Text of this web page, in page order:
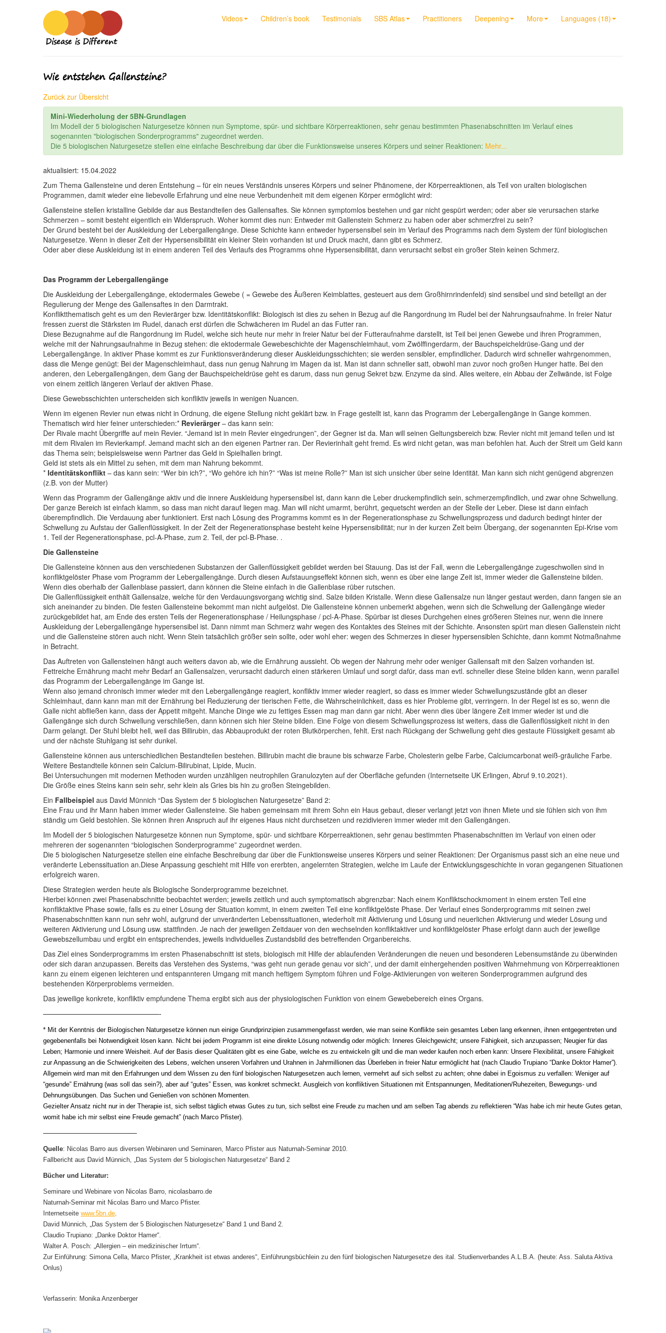
Videos Children’s book Testimonials SBS Atlas Practitioners Deepening More Languages (18)
Disease is Different
Wie entstehen Gallensteine?
Zurück zur Übersicht
Mini-Wiederholung der 5BN-Grundlagen
Im Modell der 5 biologischen Naturgesetze können nun Symptome, spür- und sichtbare Körperreaktionen, sehr genau bestimmten Phasenabschnitten im Verlauf eines
sogenannten "biologischen Sonderprogramms" zugeordnet werden.
Die 5 biologischen Naturgesetze stellen eine einfache Beschreibung dar über die Funktionsweise unseres Körpers und seiner Reaktionen: Mehr...
aktualisiert: 15.04.2022
Zum Thema Gallensteine und deren Entstehung – für ein neues Verständnis unseres Körpers und seiner Phänomene, der Körperreaktionen, als Teil von uralten biologischen
Programmen, damit wieder eine liebevolle Erfahrung und eine neue Verbundenheit mit dem eigenen Körper ermöglicht wird:
Gallensteine stellen kristalline Gebilde dar aus Bestandteilen des Gallensaftes. Sie können symptomlos bestehen und gar nicht gespürt werden; oder aber sie verursachen starke
Schmerzen – somit besteht eigentlich ein Widerspruch. Woher kommt dies nun: Entweder mit Gallenstein Schmerz zu haben oder aber schmerzfrei zu sein?
Der Grund besteht bei der Auskleidung der Lebergallengänge. Diese Schichte kann entweder hypersensibel sein im Verlauf des Programms nach dem System der fünf biologischen
Naturgesetze. Wenn in dieser Zeit der Hypersensibilität ein kleiner Stein vorhanden ist und Druck macht, dann gibt es Schmerz.
Oder aber diese Auskleidung ist in einem anderen Teil des Verlaufs des Programms ohne Hypersensibilität, dann verursacht selbst ein großer Stein keinen Schmerz.
Das Programm der Lebergallengänge
Die Auskleidung der Lebergallengänge, ektodermales Gewebe ( = Gewebe des Äußeren Keimblattes, gesteuert aus dem Großhirnrindenfeld) sind sensibel und sind beteiligt an der
Regulierung der Menge des Gallensaftes in den Darmtrakt.
Konfliktthematisch geht es um den Revierärger bzw. Identitätskonflikt: Biologisch ist dies zu sehen in Bezug auf die Rangordnung im Rudel bei der Nahrungsaufnahme. In freier Natur
fressen zuerst die Stärksten im Rudel, danach erst dürfen die Schwächeren im Rudel an das Futter ran.
Diese Bezugnahme auf die Rangordnung im Rudel, welche sich heute nur mehr in freier Natur bei der Futteraufnahme darstellt, ist Teil bei jenen Gewebe und ihren Programmen,
welche mit der Nahrungsaufnahme in Bezug stehen: die ektodermale Gewebeschichte der Magenschleimhaut, vom Zwölffingerdarm, der Bauchspeicheldrüse-Gang und der
Lebergallengänge. In aktiver Phase kommt es zur Funktionsveränderung dieser Auskleidungsschichten; sie werden sensibler, empfindlicher. Dadurch wird schneller wahrgenommen,
dass die Menge genügt: Bei der Magenschleimhaut, dass nun genug Nahrung im Magen da ist. Man ist dann schneller satt, obwohl man zuvor noch großen Hunger hatte. Bei den
anderen, den Lebergallengängen, dem Gang der Bauchspeicheldrüse geht es darum, dass nun genug Sekret bzw. Enzyme da sind. Alles weitere, ein Abbau der Zellwände, ist Folge
von einem zeitlich längeren Verlauf der aktiven Phase.
Diese Gewebsschichten unterscheiden sich konfliktiv jeweils in wenigen Nuancen.
Wenn im eigenen Revier nun etwas nicht in Ordnung, die eigene Stellung nicht geklärt bzw. in Frage gestellt ist, kann das Programm der Lebergallengänge in Gange kommen.
Thematisch wird hier feiner unterschieden:* Revierärger– das kann sein:
Der Rivale macht Übergriffe auf mein Revier. “Jemand ist in mein Revier eingedrungen”, der Gegner ist da. Man will seinen Geltungsbereich bzw. Revier nicht mit jemand teilen und ist
mit dem Rivalen im Revierkampf. Jemand macht sich an den eigenen Partner ran. Der Revierinhalt geht fremd. Es wird nicht getan, was man befohlen hat. Auch der Streit um Geld kann
das Thema sein; beispielsweise wenn Partner das Geld in Spielhallen bringt.
Geld ist stets als ein Mittel zu sehen, mit dem man Nahrung bekommt.
* Identitätskonflikt – das kann sein: “Wer bin ich?”, “Wo gehöre ich hin?” “Was ist meine Rolle?” Man ist sich unsicher über seine Identität. Man kann sich nicht genügend abgrenzen
(z.B. von der Mutter)
Wenn das Programm der Gallengänge aktiv und die innere Auskleidung hypersensibel ist, dann kann die Leber druckempfindlich sein, schmerzempfindlich, und zwar ohne Schwellung.
Der ganze Bereich ist einfach klamm, so dass man nicht darauf liegen mag. Man will nicht umarmt, berührt, gequetscht werden an der Stelle der Leber. Diese ist dann einfach
überempfindlich. Die Verdauung aber funktioniert. Erst nach Lösung des Programms kommt es in der Regenerationsphase zu Schwellungsprozess und dadurch bedingt hinter der
Schwellung zu Aufstau der Gallenflüssigkeit. In der Zeit der Regenerationsphase besteht keine Hypersensibilität; nur in der kurzen Zeit beim Übergang, der sogenannten Epi-Krise vom
1. Teil der Regenerationsphase, pcl-A-Phase, zum 2. Teil, der pcl-B-Phase. .
Die Gallensteine
Die Gallensteine können aus den verschiedenen Substanzen der Gallenflüssigkeit gebildet werden bei Stauung. Das ist der Fall, wenn die Lebergallengänge zugeschwollen sind in
konfliktgelöster Phase vom Programm der Lebergallengänge. Durch diesen Aufstauungseffekt können sich, wenn es über eine lange Zeit ist, immer wieder die Gallensteine bilden.
Wenn dies oberhalb der Gallenblase passiert, dann können die Steine einfach in die Gallenblase rüber rutschen.
Die Gallenflüssigkeit enthält Gallensalze, welche für den Verdauungsvorgang wichtig sind. Salze bilden Kristalle. Wenn diese Gallensalze nun länger gestaut werden, dann fangen sie an
sich aneinander zu binden. Die festen Gallensteine bekommt man nicht aufgelöst. Die Gallensteine können unbemerkt abgehen, wenn sich die Schwellung der Gallengänge wieder
zurückgebildet hat, am Ende des ersten Teils der Regenerationsphase / Heilungsphase / pcl-A-Phase. Spürbar ist dieses Durchgehen eines größeren Steines nur, wenn die innere
Auskleidung der Lebergallengänge hypersensibel ist. Dann nimmt man Schmerz wahr wegen des Kontaktes des Steines mit der Schichte. Ansonsten spürt man diesen Gallenstein nicht
und die Gallensteine stören auch nicht. Wenn Stein tatsächlich größer sein sollte, oder wohl eher: wegen des Schmerzes in dieser hypersensiblen Schichte, dann kommt Notmaßnahme
in Betracht.
Das Auftreten von Gallensteinen hängt auch weiters davon ab, wie die Ernährung aussieht. Ob wegen der Nahrung mehr oder weniger Gallensaft mit den Salzen vorhanden ist.
Fettreiche Ernährung macht mehr Bedarf an Gallensalzen, verursacht dadurch einen stärkeren Umlauf und sorgt dafür, dass man evtl. schneller diese Steine bilden kann, wenn parallel
das Programm der Lebergallengänge im Gange ist.
Wenn also jemand chronisch immer wieder mit den Lebergallengänge reagiert, konfliktiv immer wieder reagiert, so dass es immer wieder Schwellungszustände gibt an dieser
Schleimhaut, dann kann man mit der Ernährung bei Reduzierung der tierischen Fette, die Wahrscheinlichkeit, dass es hier Probleme gibt, verringern. In der Regel ist es so, wenn die
Galle nicht abfließen kann, dass der Appetit mitgeht. Manche Dinge wie zu fettiges Essen mag man dann gar nicht. Aber wenn dies über längere Zeit immer wieder ist und die
Gallengänge sich durch Schwellung verschließen, dann können sich hier Steine bilden. Eine Folge von diesem Schwellungsprozess ist weiters, dass die Gallenflüssigkeit nicht in den
Darm gelangt. Der Stuhl bleibt hell, weil das Billirubin, das Abbauprodukt der roten Blutkörperchen, fehlt. Erst nach Rückgang der Schwellung geht dies gestaute Flüssigkeit gesamt ab
und der nächste Stuhlgang ist sehr dunkel.
Gallensteine können aus unterschiedlichen Bestandteilen bestehen. Billirubin macht die braune bis schwarze Farbe, Cholesterin gelbe Farbe, Calciumcarbonat weiß-gräuliche Farbe.
Weitere Bestandteile können sein Calcium-Bilirubinat, Lipide, Mucin.
Bei Untersuchungen mit modernen Methoden wurden unzähligen neutrophilen Granulozyten auf der Oberfläche gefunden (Internetseite UK Erlingen, Abruf 9.10.2021).
Die Größe eines Steins kann sein sehr, sehr klein als Gries bis hin zu großen Steingebilden.
Ein Fallbeispiel aus David Münnich “Das System der 5 biologischen Naturgesetze” Band 2:
Eine Frau und ihr Mann haben immer wieder Gallensteine. Sie haben gemeinsam mit ihrem Sohn ein Haus gebaut, dieser verlangt jetzt von ihnen Miete und sie fühlen sich von ihm
ständig um Geld bestohlen. Sie können ihren Anspruch auf ihr eigenes Haus nicht durchsetzen und rezidivieren immer wieder mit den Gallengängen.
Im Modell der 5 biologischen Naturgesetze können nun Symptome, spür- und sichtbare Körperreaktionen, sehr genau bestimmten Phasenabschnitten im Verlauf von einen oder
mehreren der sogenannten “biologischen Sonderprogramme” zugeordnet werden.
Die 5 biologischen Naturgesetze stellen eine einfache Beschreibung dar über die Funktionsweise unseres Körpers und seiner Reaktionen: Der Organismus passt sich an eine neue und
veränderte Lebenssituation an.Diese Anpassung geschieht mit Hilfe von ererbten, angelernten Strategien, welche im Laufe der Entwicklungsgeschichte in voran gegangenen Situationen
erfolgreich waren.
Diese Strategien werden heute als Biologische Sonderprogramme bezeichnet.
Hierbei können zwei Phasenabschnitte beobachtet werden; jeweils zeitlich und auch symptomatisch abgrenzbar: Nach einem Konfliktschockmoment in einem ersten Teil eine
konfliktaktive Phase sowie, falls es zu einer Lösung der Situation kommt, in einem zweiten Teil eine konfliktgelöste Phase. Der Verlauf eines Sonderprogramms mit seinen zwei
Phasenabschnitten kann nun sehr wohl, aufgrund der unveränderten Lebenssituationen, wiederholt mit Aktivierung und Lösung und neuerlichen Aktivierung und wieder Lösung und
weiteren Aktivierung und Lösung usw. stattfinden. Je nach der jeweiligen Zeitdauer von den wechselnden konfliktaktiver und konfliktgelöster Phase erfolgt dann auch der jeweilige
Gewebszellumbau und ergibt ein entsprechendes, jeweils individuelles Zustandsbild des betreffenden Organbereichs.
Das Ziel eines Sonderprogramms im ersten Phasenabschnitt ist stets, biologisch mit Hilfe der ablaufenden Veränderungen die neuen und besonderen Lebensumstände zu überwinden
oder sich daran anzupassen. Bereits das Verstehen des Systems, “was geht nun gerade genau vor sich”, und der damit einhergehenden positiven Wahrnehmung von Körperreaktionen
kann zu einem eigenen leichteren und entspannteren Umgang mit manch heftigem Symptom führen und Folge-Aktivierungen von weiteren Sonderprogrammen aufgrund des
bestehenden Körperproblems vermeiden.
Das jeweilige konkrete, konfliktiv empfundene Thema ergibt sich aus der physiologischen Funktion von einem Gewebebereich eines Organs.
——————————————————-
* Mit der Kenntnis der Biologischen Naturgesetze können nun einige Grundprinzipien zusammengefasst werden, wie man seine Konﬂikte sein gesamtes Leben lang erkennen, ihnen entgegentreten und
gegebenenfalls bei Notwendigkeit lösen kann. Nicht bei jedem Programm ist eine direkte Lösung notwendig oder möglich: Inneres Gleichgewicht; unsere Fähigkeit, sich anzupassen; Neugier für das
Leben; Harmonie und innere Weisheit. Auf der Basis dieser Qualitäten gibt es eine Gabe, welche es zu entwickeln gilt und die man weder kaufen noch erben kann: Unsere Flexibilität, unsere Fähigkeit
zur Anpassung an die Schwierigkeiten des Lebens, welchen unseren Vorfahren und Urahnen in Jahrmillionen das Überleben in freier Natur ermöglicht hat (nach Claudio Trupiano “Danke Doktor Hamer”).
Allgemein wird man mit den Erfahrungen und dem Wissen zu den fünf biologischen Naturgesetzen auch lernen, vermehrt auf sich selbst zu achten; ohne dabei in Egoismus zu verfallen: Weniger auf
“gesunde” Ernährung (was soll das sein?), aber auf “gutes” Essen, was konkret schmeckt. Ausgleich von konfliktiven Situationen mit Entspannungen, Meditationen/Ruhezeiten, Bewegungs- und
Dehnungsübungen. Das Suchen und Genießen von schönen Momenten.
Gezielter Ansatz nicht nur in der Therapie ist, sich selbst täglich etwas Gutes zu tun, sich selbst eine Freude zu machen und am selben Tag abends zu reflektieren “Was habe ich mir heute Gutes getan,
womit habe ich mir selbst eine Freude gemacht” (nach Marco Pfister).
——————————————–
Quelle: Nicolas Barro aus diversen Webinaren und Seminaren, Marco Pfister aus Naturnah-Seminar 2010.
Fallbericht aus David Münnich, „Das System der 5 biologischen Naturgesetze“ Band 2
Bücher und Literatur:
Seminare und Webinare von Nicolas Barro, nicolasbarro.de
Naturnah-Seminar mit Nicolas Barro und Marco Pfister.
Internetseite www.5bn.de.
David Münnich, „Das System der 5 Biologischen Naturgesetze“ Band 1 und Band 2.
Claudio Trupiano: „Danke Doktor Hamer“.
Walter A. Posch: „Allergien – ein medizinischer Irrtum“.
Zur Einführung: Simona Cella, Marco Pfister, „Krankheit ist etwas anderes“, Einführungsbüchlein zu den fünf biologischen Naturgesetze des ital. Studienverbandes A.L.B.A. (heute: Ass. Saluta Aktiva
Onlus)
Verfasserin: Monika Anzenberger